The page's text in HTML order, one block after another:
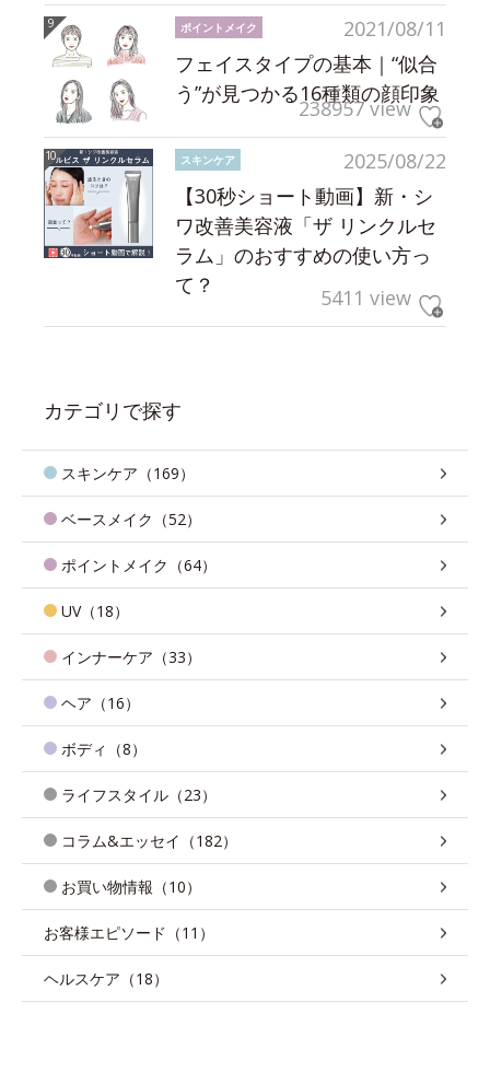
2021/08/11
ポイントメイク
フェイスタイプの基本｜“似合
う”が見つかる16種類の顔印象
238957 view
2025/08/22
スキンケア
【30秒ショート動画】新・シ
ワ改善美容液「ザ リンクルセ
ラム」のおすすめの使い方っ
て？
5411 view
カテゴリで探す
スキンケア（169）
ベースメイク（52）
ポイントメイク（64）
UV（18）
インナーケア（33）
ヘア（16）
ボディ（8）
ライフスタイル（23）
コラム&エッセイ（182）
お買い物情報（10）
お客様エピソード（11）
ヘルスケア（18）